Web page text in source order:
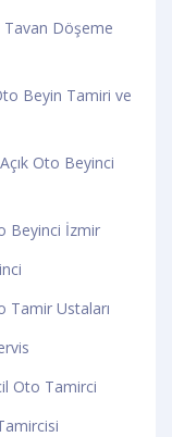
Döşeme
Beyin Tamiri ve
Oto Beyinci
Beyinci İzmir
Tamir Ustaları
Oto Tamirci